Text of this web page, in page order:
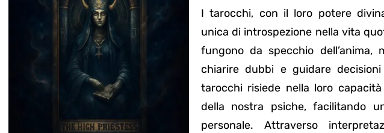
I tarocchi, con il loro potere
unica di introspezione nella vita
fungono da specchio dell’anima,
chiarire dubbi e guidare
tarocchi risiede nella loro
della nostra psiche, facilitando
personale. Attraverso